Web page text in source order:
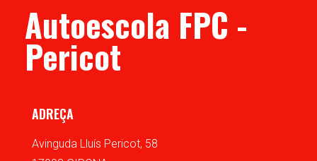
Autoescola FPC -
Pericot
ADREÇA
Avinguda Lluís Pericot, 58